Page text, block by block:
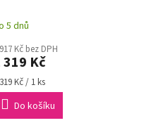
5 dnů
Kč bez DPH
319 Kč
Kč / 1 ks
Do košíku